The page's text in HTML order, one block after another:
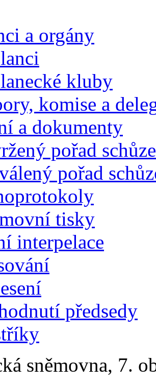
a orgány
kluby
komise a
a dokumenty
pořad schůze
pořad
tisky
interpelace
předsedy
sněmovna, 7.